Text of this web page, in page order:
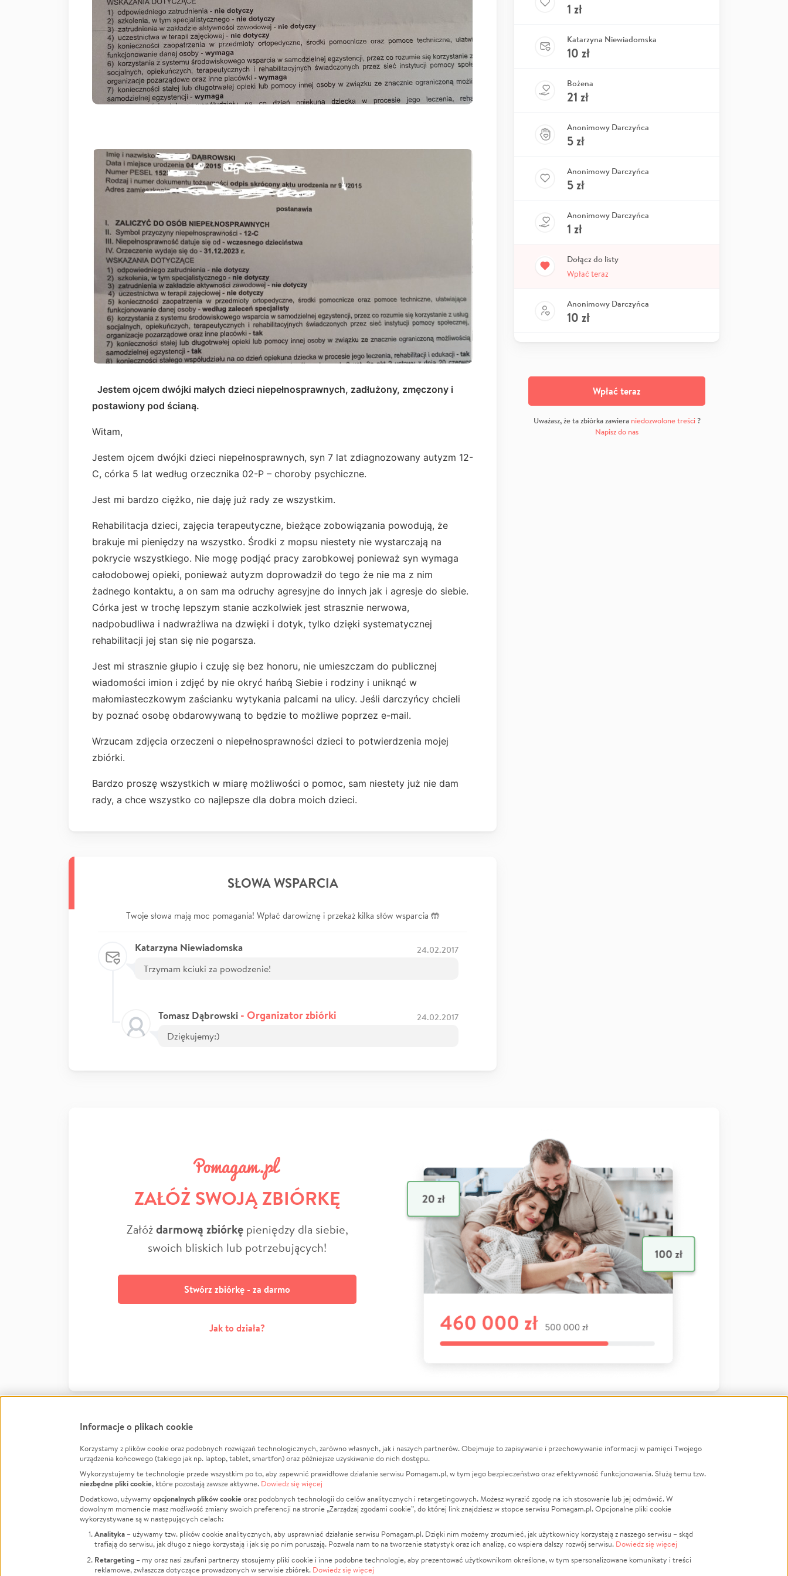
Jestem ojcem dwójki małych dzieci niepełnosprawnych, zadłużony, zmęczony i
postawiony pod ścianą.
Witam,
Jestem ojcem dwójki dzieci niepełnosprawnych, syn 7 lat zdiagnozowany autyzm 12-
C, córka 5 lat według orzecznika 02-P – choroby psychiczne.
Jest mi bardzo ciężko, nie daję już rady ze wszystkim.
Rehabilitacja dzieci, zajęcia terapeutyczne, bieżące zobowiązania powodują, że
brakuje mi pieniędzy na wszystko. Środki z mopsu niestety nie wystarczają na
pokrycie wszystkiego. Nie mogę podjąć pracy zarobkowej ponieważ syn wymaga
całodobowej opieki, ponieważ autyzm doprowadził do tego że nie ma z nim
żadnego kontaktu, a on sam ma odruchy agresyjne do innych jak i agresje do siebie.
Córka jest w trochę lepszym stanie aczkolwiek jest strasznie nerwowa,
nadpobudliwa i nadwrażliwa na dzwięki i dotyk, tylko dzięki systematycznej
rehabilitacji jej stan się nie pogarsza.
Jest mi strasznie głupio i czuję się bez honoru, nie umieszczam do publicznej
wiadomości imion i zdjęć by nie okryć hańbą Siebie i rodziny i uniknąć w
małomiasteczkowym zaścianku wytykania palcami na ulicy. Jeśli darczyńcy chcieli
by poznać osobę obdarowywaną to będzie to możliwe poprzez e-mail.
Wrzucam zdjęcia orzeczeni o niepełnosprawności dzieci to potwierdzenia mojej
zbiórki.
Bardzo proszę wszystkich w miarę możliwości o pomoc, sam niestety już nie dam
rady, a chce wszystko co najlepsze dla dobra moich dzieci.
SŁOWA WSPARCIA
Twoje słowa mają moc pomagania! Wpłać darowiznę i przekaż kilka słów wsparcia 🤲
Katarzyna Niewiadomska 24.02.2017
Trzymam kciuki za powodzenie!
Tomasz Dąbrowski - Organizator zbiórki 24.02.2017
Dziękujemy:)
1 zł
Katarzyna Niewiadomska
10 zł
Bożena
21 zł
Anonimowy Darczyńca
5zł
Anonimowy Darczyńca
5zł
Anonimowy Darczyńca
1 zł
Dołącz do listy
Wpłać teraz
Anonimowy Darczyńca
10 zł
Wpłać teraz
Uważasz, że ta zbiórka zawiera niedozwolone treści?
Napisz do nas
ZAŁÓŻ SWOJĄ ZBIÓRKĘ
Załóżdarmową zbiórkępieniędzy dla siebie,
swoich bliskich lub potrzebujących!
Stwórz zbiórkę - za darmo
Jak to działa?
FacebookTwitter Instagram
LinkedInTikTok Youtube
Informacje
Jak to działa?
Regulamin
Polityka Prywatności
Kontakt
Porównanie serwisów
Polityka plików cookie
O nas
Opinie
Raporty
Za darmo
Dla NGO
Fundacja Pomagam.pl
Zbieraj na
Leczenie
Zwierzęta
Pożar
Sport
Pomoc Finansowa
LGBTQ+
Powódź
Wichura
Religia
Edukacja
Informacje o plikach cookie
Korzystamy z plików cookie oraz podobnych rozwiązań technologicznych, zarówno własnych, jak i naszych partnerów. Obejmuje to zapisywanie i przechowywanie informacji w pamięci Twojego
urządzenia końcowego (takiego jak np. laptop, tablet, smartfon) oraz późniejsze uzyskiwanie do nich dostępu.
Wykorzystujemy te technologie przede wszystkim po to, aby zapewnić prawidłowe działanie serwisu Pomagam.pl, w tym jego bezpieczeństwo oraz efektywność funkcjonowania. Służą temu tzw.
niezbędne pliki cookie, które pozostają zawsze aktywne. Dowiedz się więcej
Dodatkowo, używamy opcjonalnych plików cookieoraz podobnych technologii do celów analitycznych i retargetingowych. Możesz wyrazić zgodę na ich stosowanie lub jej odmówić. W
dowolnym momencie masz możliwość zmiany swoich preferencji na stronie „Zarządzaj zgodami cookie”, do której link znajdziesz w stopce serwisu Pomagam.pl. Opcjonalne pliki cookie
wykorzystywane są w następujących celach:
Analityka – używamy tzw. plików cookie analitycznych, aby usprawniać działanie serwisu Pomagam.pl. Dzięki nim możemy zrozumieć, jak użytkownicy korzystają z naszego serwisu – skąd
trafiają do serwisu, jak długo z niego korzystają i jak się po nim poruszają. Pozwala nam to na tworzenie statystyk oraz ich analizę, co wspiera dalszy rozwój serwisu. Dowiedz się więcej
Retargeting – my oraz nasi zaufani partnerzy stosujemy pliki cookie i inne podobne technologie, aby prezentować użytkownikom określone, w tym spersonalizowane komunikaty i treści
reklamowe, zwłaszcza dotyczące prowadzonych w serwisie zbiórek. Dowiedz się więcej